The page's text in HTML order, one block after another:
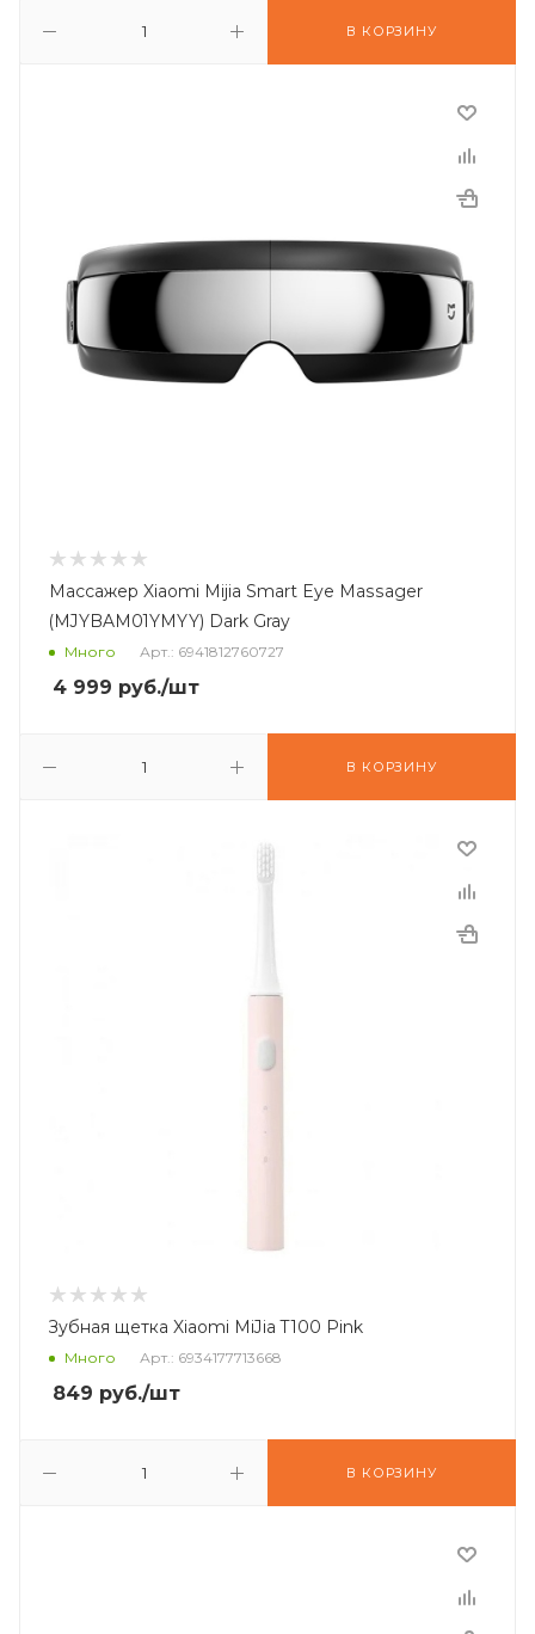
В КОРЗИНУ
Массажер Xiaomi Mijia Smart Eye Massager
(MJYBAM01YMYY) Dark Gray
Много Арт.: 6941812760727
4 999 руб./шт
В КОРЗИНУ
Зубная щетка Xiaomi MiJia T100 Pink
Много Арт.: 6934177713668
849 руб./шт
В КОРЗИНУ